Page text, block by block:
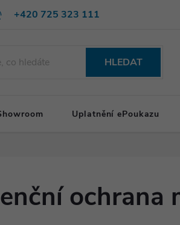
+420 725 323 111
HLEDAT
Uplatnění ePoukazu
ochrana